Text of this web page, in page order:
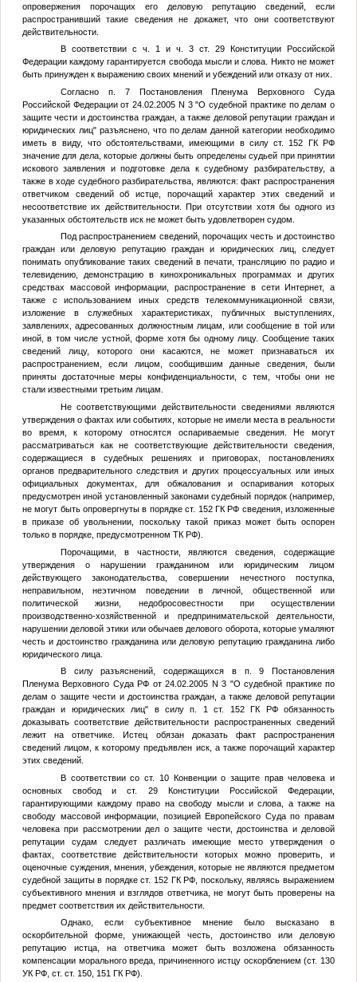
опровержения порочащих его деловую репутацию сведений, если
распространивший такие сведения не докажет, что они соответствуют
действительности.
В соответствии с ч. 1 и ч. 3 ст. 29 Конституции Российской
Федерации каждому гарантируется свобода мысли и слова. Никто не может
быть принужден к выражению своих мнений и убеждений или отказу от них.
Согласно п. 7 Постановления Пленума Верховного Суда
Российской Федерации от 24.02.2005 N 3 "О судебной практике по делам о
защите чести и достоинства граждан, а также деловой репутации граждан и
юридических лиц" разъяснено, что по делам данной категории необходимо
иметь в виду, что обстоятельствами, имеющими в силу ст. 152 ГК РФ
значение для дела, которые должны быть определены судьей при принятии
искового заявления и подготовке дела к судебному разбирательству, а
также в ходе судебного разбирательства, являются: факт распространения
ответчиком сведений об истце, порочащий характер этих сведений и
несоответствие их действительности. При отсутствии хотя бы одного из
указанных обстоятельств иск не может быть удовлетворен судом.
Под распространением сведений, порочащих честь и достоинство
граждан или деловую репутацию граждан и юридических лиц, следует
понимать опубликование таких сведений в печати, трансляцию по радио и
телевидению, демонстрацию в кинохроникальных программах и других
средствах массовой информации, распространение в сети Интернет, а
также с использованием иных средств телекоммуникационной связи,
изложение в служебных характеристиках, публичных выступлениях,
заявлениях, адресованных должностным лицам, или сообщение в той или
иной, в том числе устной, форме хотя бы одному лицу. Сообщение таких
сведений лицу, которого они касаются, не может признаваться их
распространением, если лицом, сообщившим данные сведения, были
приняты достаточные меры конфиденциальности, с тем, чтобы они не
стали известными третьим лицам.
Не соответствующими действительности сведениями являются
утверждения о фактах или событиях, которые не имели места в реальности
во время, к которому относятся оспариваемые сведения. Не могут
рассматриваться как не соответствующие действительности сведения,
содержащиеся в судебных решениях и приговорах, постановлениях
органов предварительного следствия и других процессуальных или иных
официальных документах, для обжалования и оспаривания которых
предусмотрен иной установленный законами судебный порядок (например,
не могут быть опровергнуты в порядке ст. 152 ГК РФ сведения, изложенные
в приказе об увольнении, поскольку такой приказ может быть оспорен
только в порядке, предусмотренном ТК РФ).
Порочащими, в частности, являются сведения, содержащие
утверждения о нарушении гражданином или юридическим лицом
действующего законодательства, совершении нечестного поступка,
неправильном, неэтичном поведении в личной, общественной или
политической жизни, недобросовестности при осуществлении
производственно-хозяйственной и предпринимательской деятельности,
нарушении деловой этики или обычаев делового оборота, которые умаляют
честь и достоинство гражданина или деловую репутацию гражданина либо
юридического лица.
В силу разъяснений, содержащихся в п. 9 Постановления
Пленума Верховного Суда РФ от 24.02.2005 N 3 "О судебной практике по
делам о защите чести и достоинства граждан, а также деловой репутации
граждан и юридических лиц" в силу п. 1 ст. 152 ГК РФ обязанность
доказывать соответствие действительности распространенных сведений
лежит на ответчике. Истец обязан доказать факт распространения
сведений лицом, к которому предъявлен иск, а также порочащий характер
этих сведений.
В соответствии со ст. 10 Конвенции о защите прав человека и
основных свобод и ст. 29 Конституции Российской Федерации,
гарантирующими каждому право на свободу мысли и слова, а также на
свободу массовой информации, позицией Европейского Суда по правам
человека при рассмотрении дел о защите чести, достоинства и деловой
репутации судам следует различать имеющие место утверждения о
фактах, соответствие действительности которых можно проверить, и
оценочные суждения, мнения, убеждения, которые не являются предметом
судебной защиты в порядке ст. 152 ГК РФ, поскольку, являясь выражением
субъективного мнения и взглядов ответчика, не могут быть проверены на
предмет соответствия их действительности.
Однако, если субъективное мнение было высказано в
оскорбительной форме, унижающей честь, достоинство или деловую
репутацию истца, на ответчика может быть возложена обязанность
компенсации морального вреда, причиненного истцу оскорблением (ст. 130
УК РФ, ст. ст. 150, 151 ГК РФ).